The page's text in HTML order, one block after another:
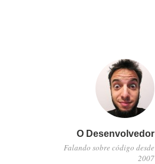
O Desenvolvedor
Falando sobre código desde
2007